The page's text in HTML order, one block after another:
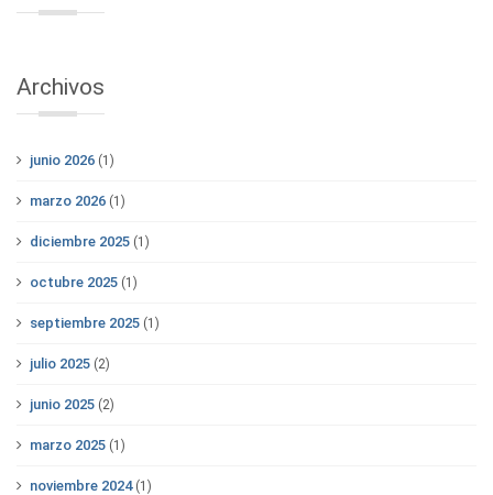
Archivos
junio 2026 (1)
marzo 2026 (1)
diciembre 2025 (1)
octubre 2025 (1)
septiembre 2025 (1)
julio 2025 (2)
junio 2025 (2)
marzo 2025 (1)
noviembre 2024(1)